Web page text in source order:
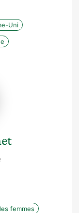
Uni
femmes